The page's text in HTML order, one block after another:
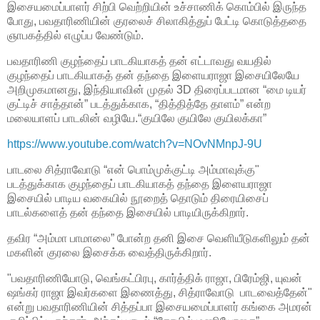
இசையமைப்பாளர் சிற்பி வெற்றியின் உச்சாணிக் கொம்பில் இருந்த
போது, பவதாரிணியின் குரலைச் சிலாகித்துப் பேட்டி கொடுத்ததை
ஞாபகத்தில் எழுப்ப வேண்டும்.
பவதாரிணி குழந்தைப் பாடகியாகத் தன் எட்டாவது வயதில்
குழந்தைப் பாடகியாகத் தன் தந்தை இளையராஜா இசையிலேயே
அறிமுகமானது, இந்தியாவின் முதல் 3D திரைப்படமான “மை டியர்
குட்டிச் சாத்தான்” படத்துக்காக, “தித்தித்தே தாளம்” என்ற
மலையாளப் பாடலின் வழியே.“குயிலே குயிலே குயிலக்கா”
https://www.youtube.com/watch?v=NOvNMnpJ-9U
பாடலை சித்ராவோடு “என் பொம்முக்குட்டி அம்மாவுக்கு"
படத்துக்காக குழந்தைப் பாடகியாகத் தந்தை இளையராஜா
இசையில் பாடிய வகையில் நூறைத் தொடும் திரையிசைப்
பாடல்களைத் தன் தந்தை இசையில் பாடியிருக்கிறார்.
தவிர “அம்மா பாமாலை” போன்ற தனி இசை வெளியீடுகளிலும் தன்
மகளின் குரலை இசைக்க வைத்திருக்கிறார்.
"பவதாரிணியோடு, வெங்கட்பிரபு, கார்த்திக் ராஜா, பிரேம்ஜி, யுவன்
ஷங்கர் ராஜா இவர்களை இணைத்து, சித்ராவோடு பாடவைத்தேன்"
என்று பவதாரிணியின் சித்தப்பா இசையமைப்பாளர் கங்கை அமரன்